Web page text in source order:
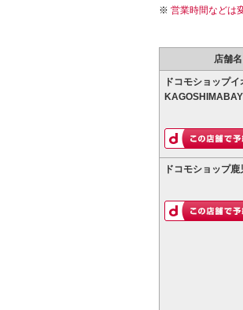
営業時間などは
店舗名
ドコモショップ
KAGOSHIMABAY
ドコモショップ